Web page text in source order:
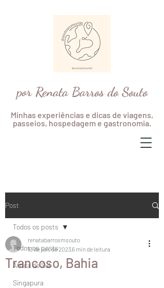
por Renata Barros do Souto
Minhas experiências e dicas de viagens,
passeios, hospedagem e gastronomia.
Post
Todos os posts
África do Sul
Singapura
Todos os posts
Trancoso, Bahia
renatabarrosmsouto
13 de jun. de 2023 6 min de leitura